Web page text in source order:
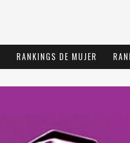
RANKINGS DE MUJER